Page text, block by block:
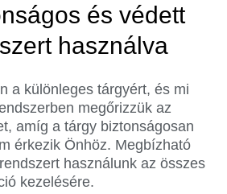
és védett
használva
a különleges tárgyért, és mi
megőrizzük az
amíg a tárgy biztonságosan
érkezik Önhöz. Megbízható
használunk az összes
kezelésére.